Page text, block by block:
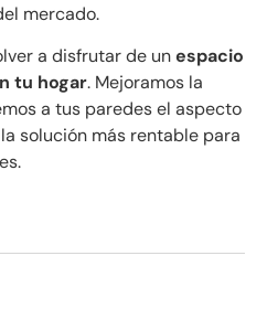
mercado.
a disfrutar de unespacio
tu hogar. Mejoramos la
a tus paredes el aspecto
solución más rentable para